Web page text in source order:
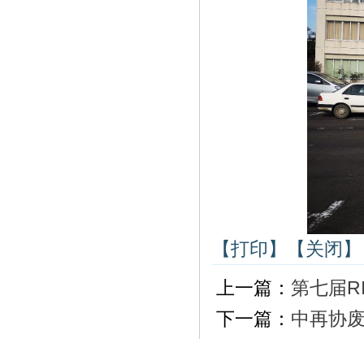
【打印】
【关闭】
上一篇： 第七届
下一篇： 中再协